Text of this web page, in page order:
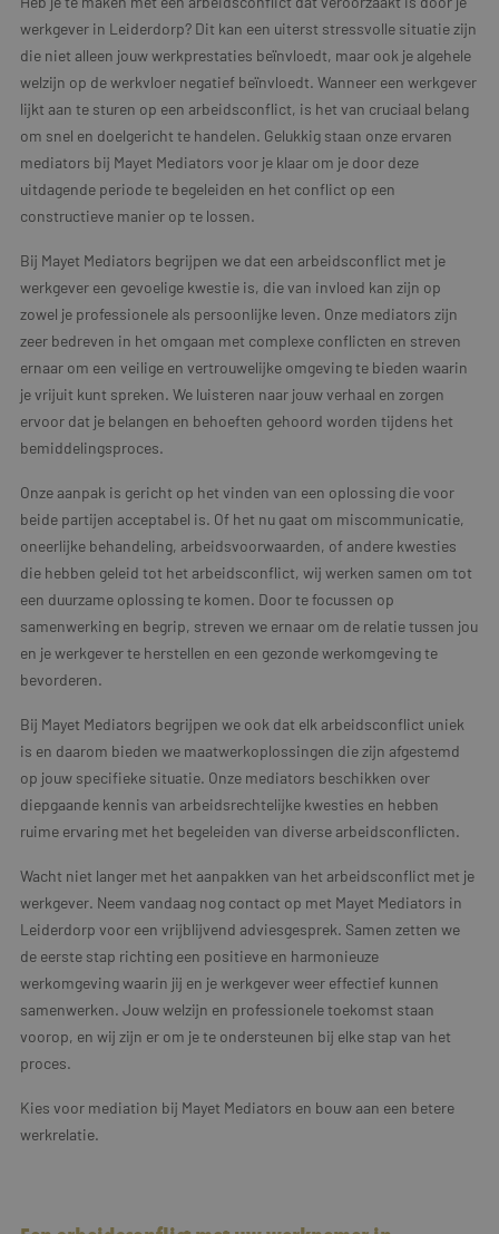
werkgever in Leiderdorp? Dit kan een uiterst stressvolle situatie zijn
die niet alleen jouw werkprestaties beïnvloedt, maar ook je algehele
welzijn op de werkvloer negatief beïnvloedt. Wanneer een werkgever
lijkt aan te sturen op een arbeidsconflict, is het van cruciaal belang
om snel en doelgericht te handelen. Gelukkig staan onze ervaren
mediators bij Mayet Mediators voor je klaar om je door deze
uitdagende periode te begeleiden en het conflict op een
constructieve manier op te lossen.
Bij Mayet Mediators begrijpen we dat een arbeidsconflict met je
werkgever een gevoelige kwestie is, die van invloed kan zijn op
zowel je professionele als persoonlijke leven. Onze mediators zijn
zeer bedreven in het omgaan met complexe conflicten en streven
ernaar om een veilige en vertrouwelijke omgeving te bieden waarin
je vrijuit kunt spreken. We luisteren naar jouw verhaal en zorgen
ervoor dat je belangen en behoeften gehoord worden tijdens het
bemiddelingsproces.
Onze aanpak is gericht op het vinden van een oplossing die voor
beide partijen acceptabel is. Of het nu gaat om miscommunicatie,
oneerlijke behandeling, arbeidsvoorwaarden, of andere kwesties
die hebben geleid tot het arbeidsconflict, wij werken samen om tot
een duurzame oplossing te komen. Door te focussen op
samenwerking en begrip, streven we ernaar om de relatie tussen jou
en je werkgever te herstellen en een gezonde werkomgeving te
bevorderen.
Bij Mayet Mediators begrijpen we ook dat elk arbeidsconflict uniek
is en daarom bieden we maatwerkoplossingen die zijn afgestemd
op jouw specifieke situatie. Onze mediators beschikken over
diepgaande kennis van arbeidsrechtelijke kwesties en hebben
ruime ervaring met het begeleiden van diverse arbeidsconflicten.
Wacht niet langer met het aanpakken van het arbeidsconflict met je
werkgever. Neem vandaag nog contact op met Mayet Mediators in
Leiderdorp voor een vrijblijvend adviesgesprek. Samen zetten we
de eerste stap richting een positieve en harmonieuze
werkomgeving waarin jij en je werkgever weer effectief kunnen
samenwerken. Jouw welzijn en professionele toekomst staan
voorop, en wij zijn er om je te ondersteunen bij elke stap van het
proces.
Kies voor mediation bij Mayet Mediators en bouw aan een betere
werkrelatie.